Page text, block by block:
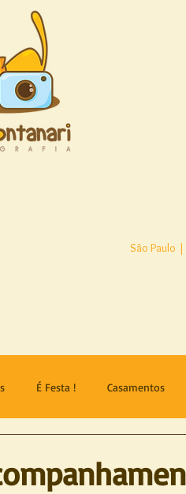
São Paulo
É Festa ! Casamentos